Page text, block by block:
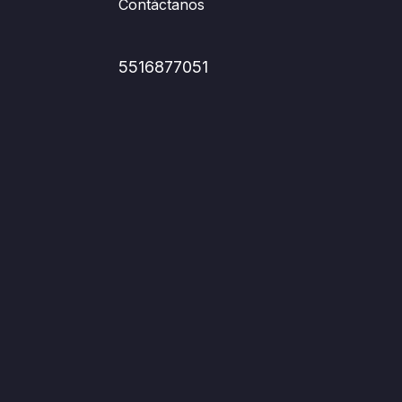
Contáctanos
5516877051